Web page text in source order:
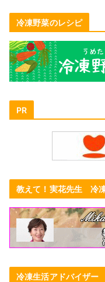
冷凍野菜のレシピ
PR
教えて！実花先生 冷
冷凍生活アドバイザー